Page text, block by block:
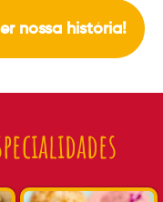
nossa história!